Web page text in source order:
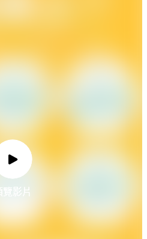
覽影片
覽影片